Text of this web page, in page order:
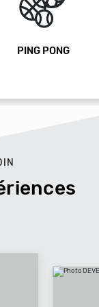
PING PONG